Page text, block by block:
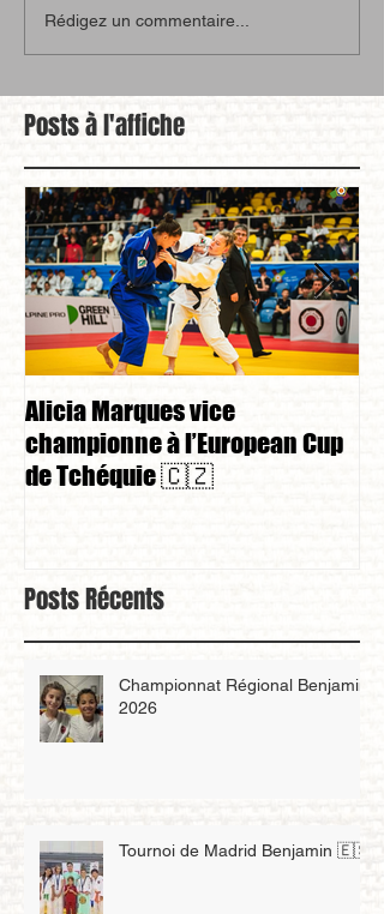
Rédigez un commentaire...
Posts à l'affiche
Alicia Marques vice
championne à l’European Cup
de Tchéquie 🇨🇿
Posts Récents
Championnat Régional Benjamin
2026
Tournoi de Madrid Benjamin 🇪🇸